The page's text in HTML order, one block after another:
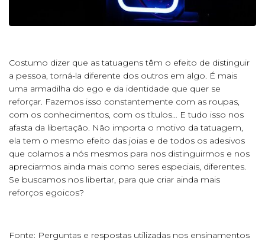
Costumo dizer que as tatuagens têm o efeito de distinguir
a pessoa, torná-la diferente dos outros em algo. É mais
uma armadilha do ego e da identidade que quer se
reforçar. Fazemos isso constantemente com as roupas,
com os conhecimentos, com os títulos… E tudo isso nos
afasta da libertação. Não importa o motivo da tatuagem,
ela tem o mesmo efeito das joias e de todos os adesivos
que colamos a nós mesmos para nos distinguirmos e nos
apreciarmos ainda mais como seres especiais, diferentes.
Se buscamos nos libertar, para que criar ainda mais
reforços egoicos?
Fonte: Perguntas e respostas utilizadas nos ensinamentos